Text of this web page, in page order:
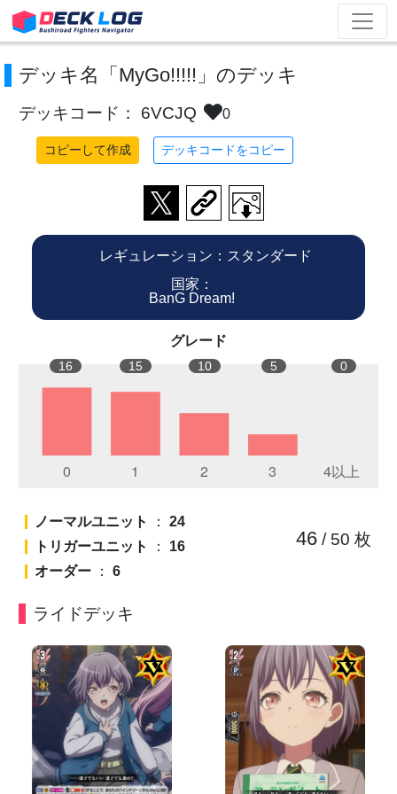
デッキ名「MyGo!!!!!」のデッキ
デッキコード： 6VCJQ 0
コピーして作成 デッキコードをコピー
レギュレーション：スタンダード
国家：
BanG Dream!
グレード
16 15 10 5 0
ノーマルユニット ： 24
トリガーユニット
： 16
オーダー ： 6
46/ 50 枚
ライドデッキ